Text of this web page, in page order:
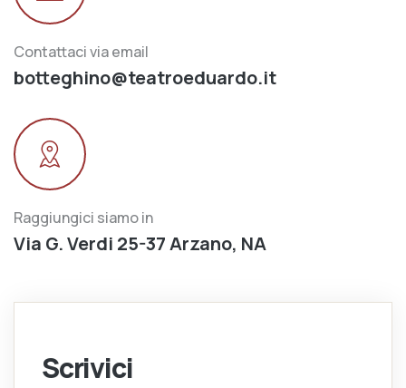
Contattaci via email
botteghino@teatroeduardo.it
Raggiungici siamo in
Via G. Verdi 25-37 Arzano, NA
Scrivici